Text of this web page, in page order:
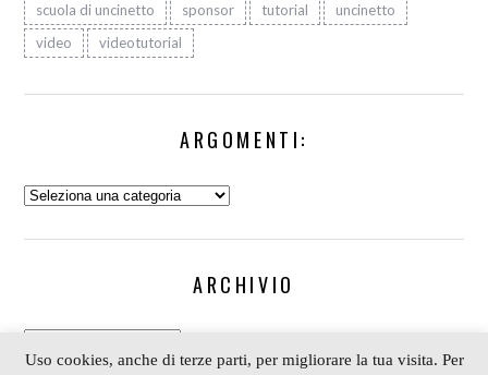
scuola di uncinetto
sponsor tutorial
uncinetto
video
videotutorial
ARGOMENTI:
Argomenti:
ARCHIVIO
Archivio
Uso cookies, anche di terze parti, per migliorare la tua visita. Per